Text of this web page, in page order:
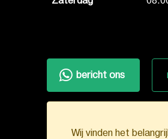
bericht ons
Wij vinden het